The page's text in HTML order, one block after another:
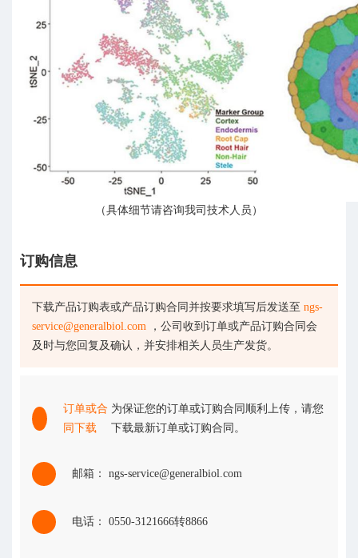
（具体细节请咨询我司技术人员）
订购信息
下载产品订购表或产品订购合同并按要求填写后发送至 ngs-
service@generalbiol.com ，公司收到订单或产品订购合同会
及时与您回复及确认，并安排相关人员生产发货。
订单或合
同下载
为保证您的订单或订购合同顺利上传，请您
下载最新订单或订购合同。
邮箱： ngs-service@generalbiol.com
电话： 0550-3121666转8866